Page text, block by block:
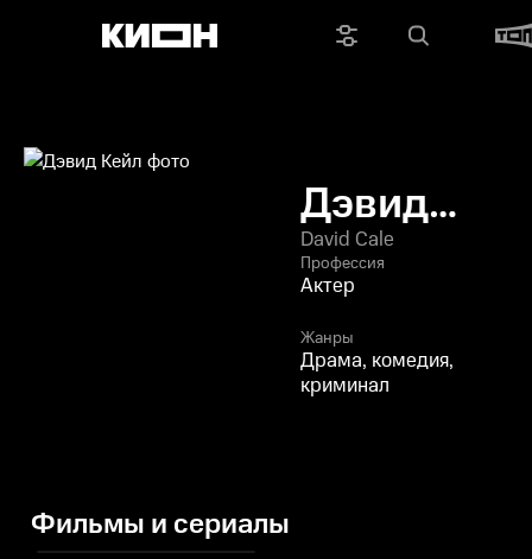
Дэвид
Кейл
David Cale
Профессия
Актер
Жанры
Драма, комедия,
криминал
Фильмы и сериалы